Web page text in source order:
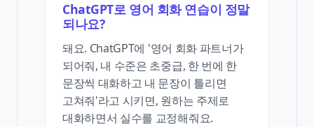
ChatGPT로 영어 회화 연습이 정말
되나요?
돼요. ChatGPT에 '영어 회화 파트너가
되어줘, 내 수준은 초중급, 한 번에 한
문장씩 대화하고 내 문장이 틀리면
고쳐줘'라고 시키면, 원하는 주제로
대화하면서 실수를 교정해줘요.